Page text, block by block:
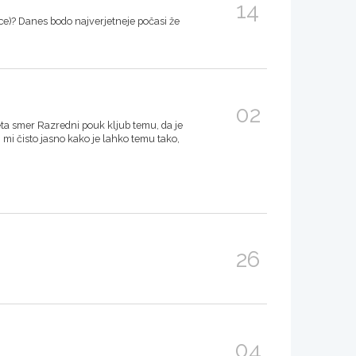
Danes bodo najverjetneje počasi že 14
smer Razredni pouk kljub temu, da je
čisto jasno kako je lahko temu tako,
02
26
04